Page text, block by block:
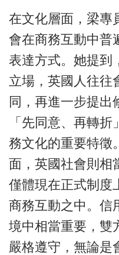
在文化層面，梁專
會在商務互動中普
表達方式。她提到
立場，英國人往往
同，再進一步提出
「先同意、再轉
務文化的重要特徵
面，英國社會則相
僅體現在正式制度
商務互動之中。信
境中相當重要，雙
嚴格遵守，無論是